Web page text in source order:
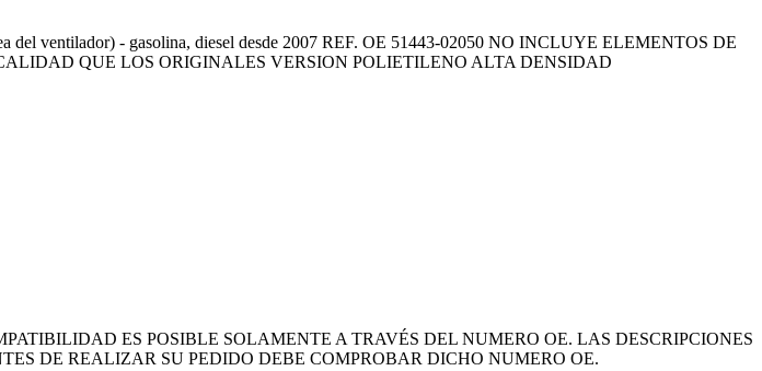
ventilador) - gasolina, diesel desde 2007 REF. OE 51443-02050 NO INCLUYE ELEMENTOS DE
QUE LOS ORIGINALES VERSION POLIETILENO ALTA DENSIDAD
ES POSIBLE SOLAMENTE A TRAVÉS DEL NUMERO OE. LAS DESCRIPCIONES
DE REALIZAR SU PEDIDO DEBE COMPROBAR DICHO NUMERO OE.